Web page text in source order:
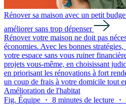
Rénover sa maison avec un petit
améliorer sans trop dépenser
Rénover votre maison ne doit pas
économies. Avec les bonnes
votre espace sans vous ruiner
projets vous-même, en choisissant
en priorisant les rénovations à fort
un coup de frais à votre domicile tout
Amélioration de l'habitat
Fig. Équipe ・ 8 minutes de lecture ・